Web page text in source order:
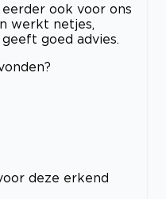
ook voor ons
werkt netjes,
goed advies.
deze erkend